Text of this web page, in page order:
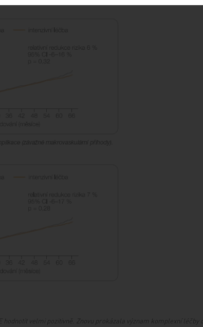
hodnotit velmi pozitivně. Znovu prokázala význam komplexní